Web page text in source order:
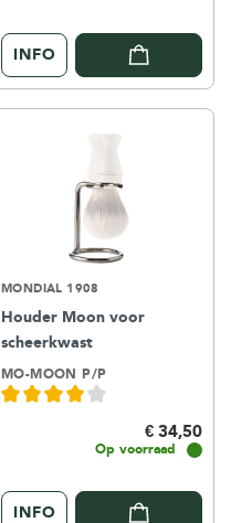
INFO
MONDIAL 1908
Houder Moon voor
scheerkwast
MO-MOON P/P
€ 34,50
Op voorraad
INFO